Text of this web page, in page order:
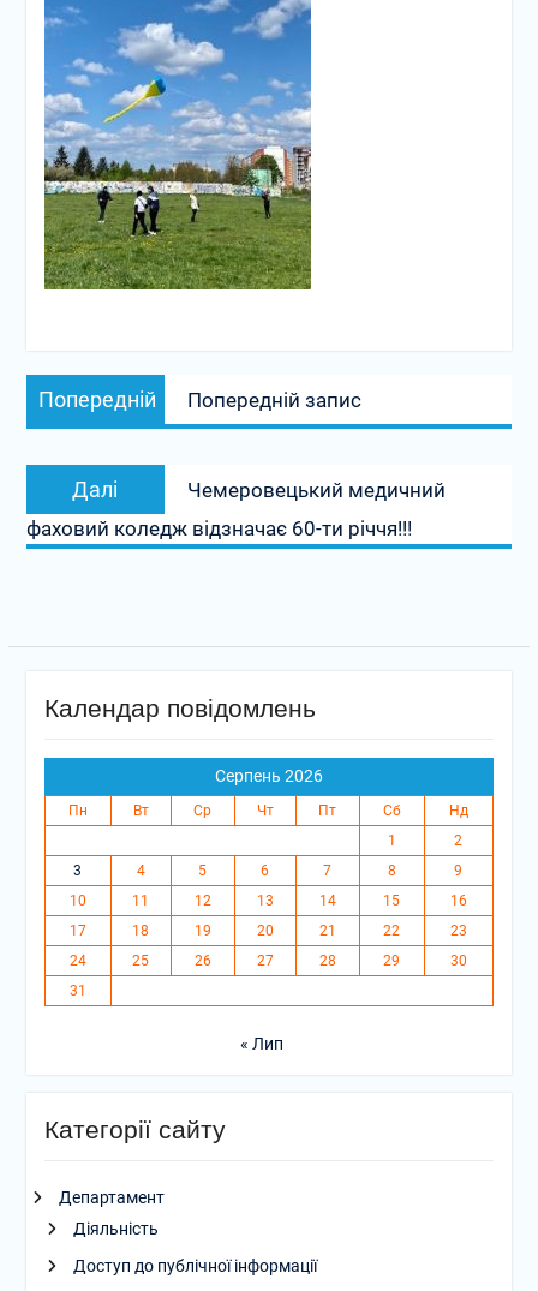
Навігація
записів
Попередній
Попередній
запис:
Попередній запис
Далі
запис:
Чемеровецький медичний
фаховий коледж відзначає 60-ти річчя!!!
Календар повідомлень
Серпень 2026
Пн Вт Ср Чт Пт Сб
Нд
1
2
3
4 5 6 7 8
9
10
11 12 13 14 15
16
17
18 19 20 21 22
23
24
25 26 27 28 29
30
31
« Лип
Категорії сайту
Департамент
Діяльність
Доступ до публічної інформації